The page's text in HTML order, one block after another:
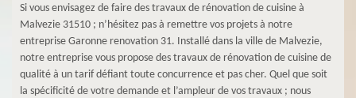
Si vous envisagez de faire des travaux de rénovation de cuisine à
Malvezie 31510 ; n’hésitez pas à remettre vos projets à notre
entreprise Garonne renovation 31. Installé dans la ville de Malvezie,
notre entreprise vous propose des travaux de rénovation de cuisine de
qualité à un tarif défiant toute concurrence et pas cher. Quel que soit
la spécificité de votre demande et l’ampleur de vos travaux ; nous